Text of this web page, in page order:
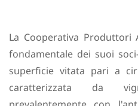
La Cooperativa Produttori
fondamentale dei suoi
superficie vitata pari a
caratterizzata da